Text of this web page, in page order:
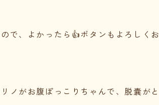
で、よかったら👍ボタンもよろしくお
ノがお腹ぽっこりちゃんで、脱囊がと